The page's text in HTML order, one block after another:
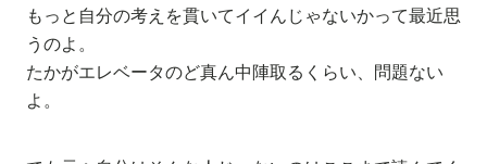
もっと自分の考えを貫いてイイんじゃないかって最近思
うのよ。
たかがエレベータのど真ん中陣取るくらい、問題ない
よ。